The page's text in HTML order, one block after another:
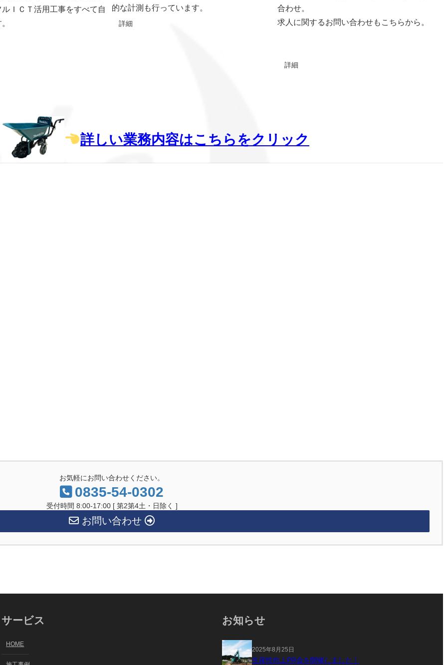
ＩＣＴ活用工事をすべて自
的な計測も行っています。
詳細
合わせ。
求人に関するお問い合わせもこちらから。
詳細
詳しい業務内容はこちらをクリック
お気軽にお問い合わせください。
0835-54-0302
受付時間 8:00-17:00 [ 第2第4土・日除く ]
お問い合わせ
サービス
HOME
お知らせ
2025年8月25日
生産性向上PR会を開催しました！